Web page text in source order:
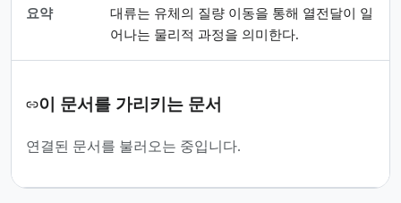
요약
대류는 유체의 질량 이동을 통해 열전달이 일
어나는 물리적 과정을 의미한다.
이 문서를 가리키는 문서
연결된 문서를 불러오는 중입니다.